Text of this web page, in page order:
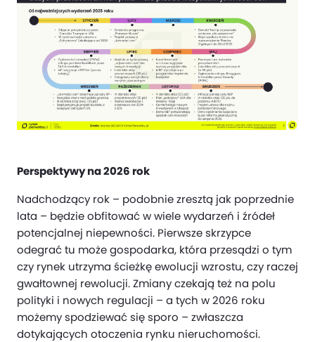
Perspektywy na 2026 rok
Nadchodzący rok – podobnie zresztą jak poprzednie
lata – będzie obfitować w wiele wydarzeń i źródeł
potencjalnej niepewności. Pierwsze skrzypce
odegrać tu może gospodarka, która przesądzi o tym
czy rynek utrzyma ścieżkę ewolucji wzrostu, czy raczej
gwałtownej rewolucji. Zmiany czekają też na polu
polityki i nowych regulacji – a tych w 2026 roku
możemy spodziewać się sporo – zwłaszcza
dotykających otoczenia rynku nieruchomości.